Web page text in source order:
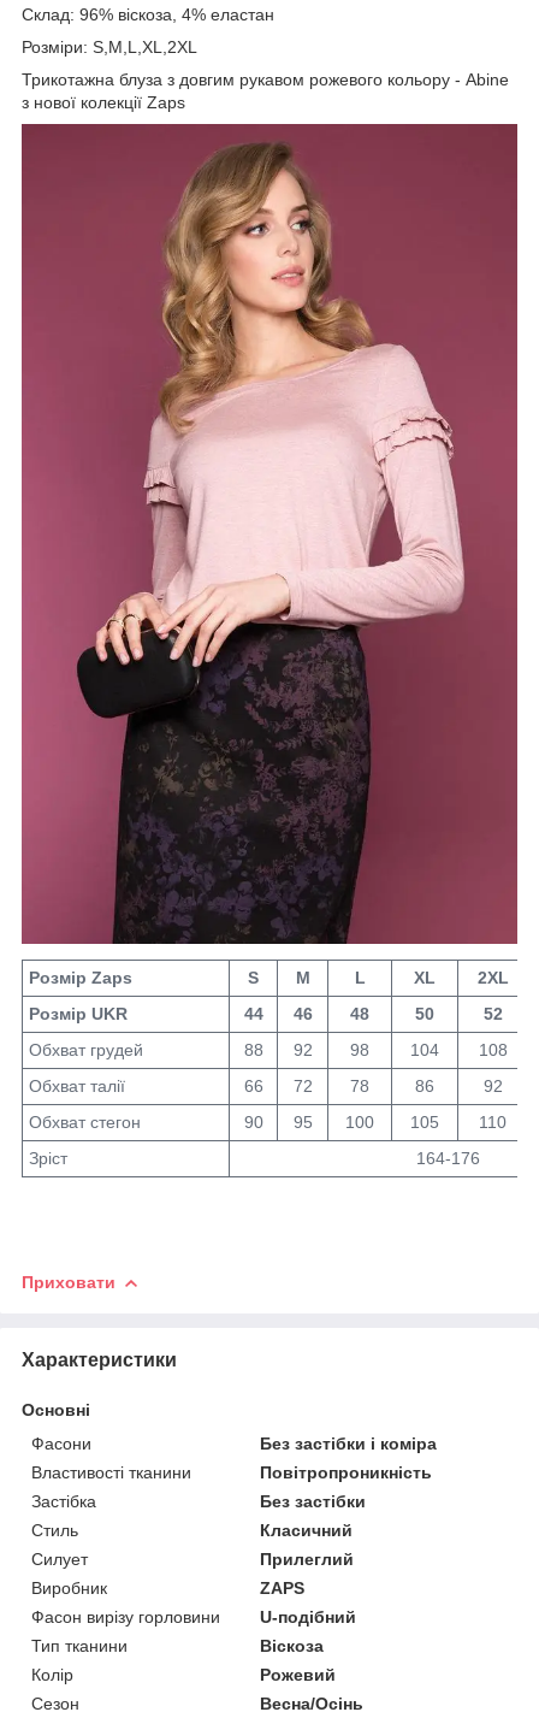
Склад: 96% віскоза, 4% еластан
Розміри: S,M,L,XL,2XL
Трикотажна блуза з довгим рукавом рожевого кольору - Abine
з нової колекції Zaps
Розмір Zaps S M L XL
2XL
Розмір UKR
44 46 48 50
52
Обхват грудей
88 92 98 104
108
Обхват талії
66 72 78 86
92
Обхват стегон
90 95 100 105
110
Зріст
164-176
Приховати
Характеристики
Основні
Фасони
Без застібки і коміра
Властивості тканини
Повітропроникність
Застібка
Без застібки
Стиль
Класичний
Силует
Прилеглий
Виробник
ZAPS
Фасон вирізу горловини
U-подібний
Тип тканини
Віскоза
Колір
Рожевий
Сезон
Весна/Осінь